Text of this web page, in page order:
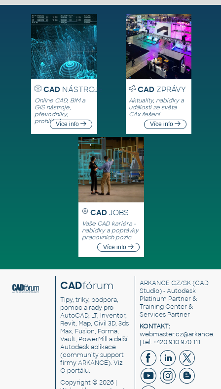
CADNÁSTROJE
Online CAD, BIM a
GIS nástroje,
převodníky,
prohlížečeVíce info
CADZPRÁVY
Aktuality, nabídky a
události ze světa
CAx řešení
Více info
CAD JOBS
Vaše CAD kariéra -
nabídky a poptávky
pracovních pozic
Více info
CADfórum
Tipy, triky, podpora,
pomoc a rady pro
AutoCAD, LT, Inventor,
Revit, Map, Civil 3D, 3ds
Max, Fusion, Forma,
Vault, PowerMill a další
Autodesk aplikace
(community support
firmy ARKANCE). Viz
O portálu.
Copyright © 2026 |
ARKANCE CZ/SK(CAD
Studio) - Autodesk
Platinum Partner &
Training Center &
Services Partner
KONTAKT:
| tel. +420 910 970 111